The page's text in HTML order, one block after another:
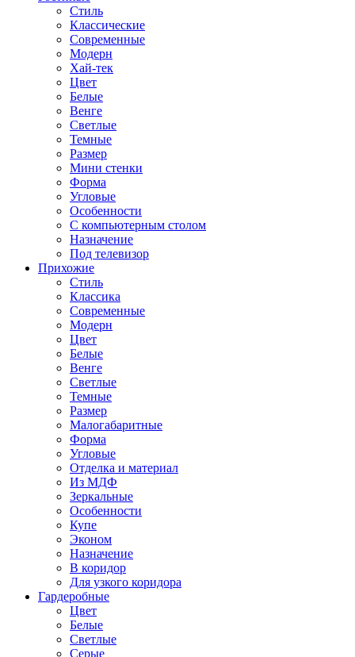
Стиль
Классические
Современные
Модерн
Хай-тек
Цвет
Белые
Венге
Светлые
Темные
Размер
Мини стенки
Форма
Угловые
Особенности
С компьютерным столом
Назначение
Под телевизор
Прихожие
Стиль
Классика
Современные
Модерн
Цвет
Белые
Венге
Светлые
Темные
Размер
Малогабаритные
Форма
Угловые
Отделка и материал
Из МДФ
Зеркальные
Особенности
Купе
Эконом
Назначение
В коридор
Для узкого коридора
Гардеробные
Цвет
Белые
Светлые
Серые